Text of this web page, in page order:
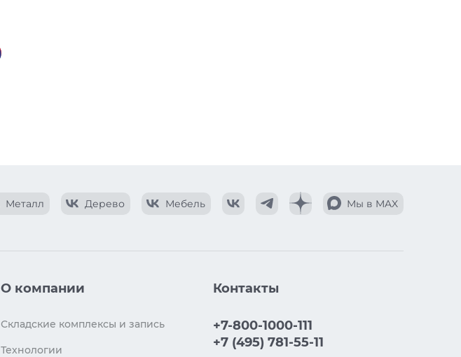
Металл Дерево Мебель Мы в MAX
О компании
Складские комплексы и запись
Технологии
Контакты
+7-800-1000-111
+7 (495) 781-55-11